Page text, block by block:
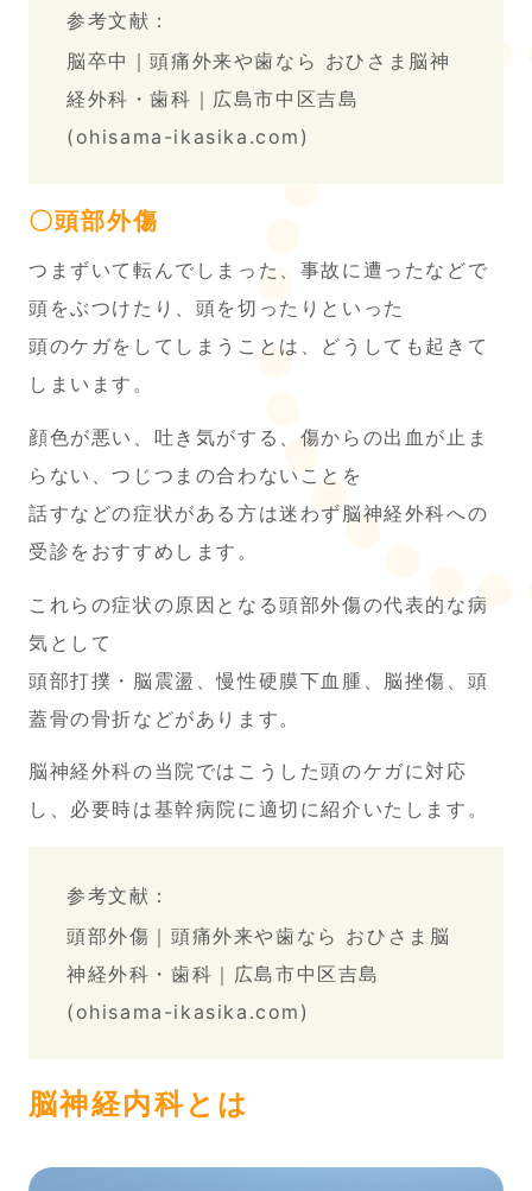
参考文献：
脳卒中｜頭痛外来や歯なら おひさま脳神
経外科・歯科｜広島市中区吉島
(ohisama-ikasika.com)
〇頭部外傷
つまずいて転んでしまった、事故に遭ったなどで
頭をぶつけたり、頭を切ったりといった
頭のケガをしてしまうことは、どうしても起きて
しまいます。
顔色が悪い、吐き気がする、傷からの出血が止ま
らない、つじつまの合わないことを
話すなどの症状がある方は迷わず脳神経外科への
受診をおすすめします。
これらの症状の原因となる頭部外傷の代表的な病
気として
頭部打撲・脳震盪、慢性硬膜下血腫、脳挫傷、頭
蓋骨の骨折などがあります。
脳神経外科の当院ではこうした頭のケガに対応
し、必要時は基幹病院に適切に紹介いたします。
参考文献：
頭部外傷｜頭痛外来や歯なら おひさま脳
神経外科・歯科｜広島市中区吉島
(ohisama-ikasika.com)
脳神経内科とは